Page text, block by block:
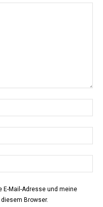
E-Mail-Adresse und meine
Browser.